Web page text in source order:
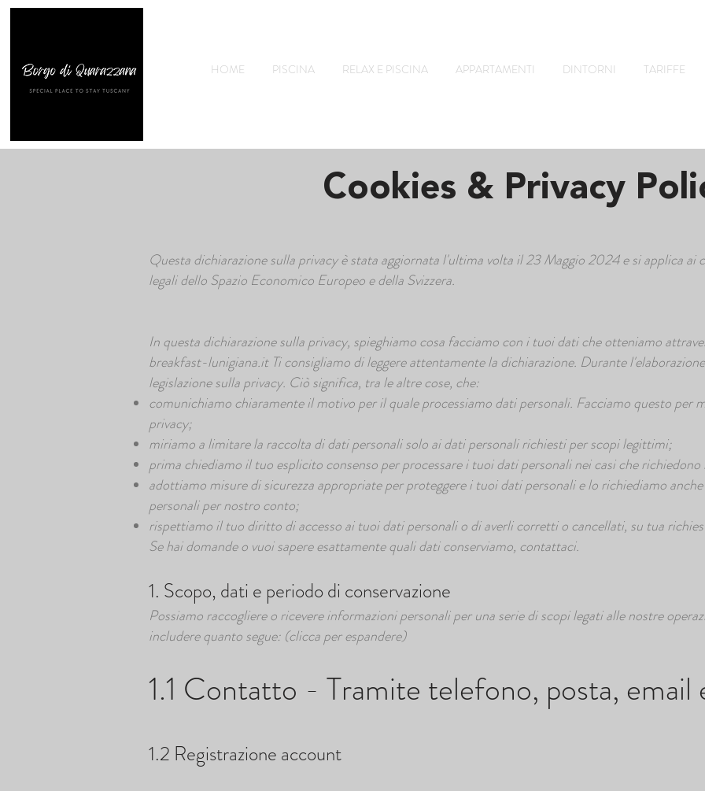
HOME PISCINA RELAX E PISCINA APPARTAMENTI DINTORNI TARIFFE
Cookies & Privacy
Questa dichiarazione sulla privacy è stata aggiornata l'ultima volta il 23 Maggio 2024 e si applica
legali dello Spazio Economico Europeo e della Svizzera.
In questa dichiarazione sulla privacy, spieghiamo cosa facciamo con i tuoi dati che otteniamo
breakfast-lunigiana.itTi consigliamo di leggere attentamente la dichiarazione. Durante
legislazione sulla privacy. Ciò significa, tra le altre cose, che:
comunichiamo chiaramente il motivo per il quale processiamo dati personali. Facciamo questo per
privacy;
miriamo a limitare la raccolta di dati personali solo ai dati personali richiesti per scopi legittimi;
prima chiediamo il tuo esplicito consenso per processare i tuoi dati personali nei casi che
adottiamo misure di sicurezza appropriate per proteggere i tuoi dati personali e lo richiediamo
personali per nostro conto;
rispettiamo il tuo diritto di accesso ai tuoi dati personali o di averli corretti o cancellati, su tua
Se hai domande o vuoi sapere esattamente quali dati conserviamo, contattaci.
1. Scopo, dati e periodo di conservazione
Possiamo raccogliere o ricevere informazioni personali per una serie di scopi legati alle nostre
includere quanto segue: (clicca per espandere)
1.1 Contatto - Tramite telefono, posta, email
1.2 Registrazione account